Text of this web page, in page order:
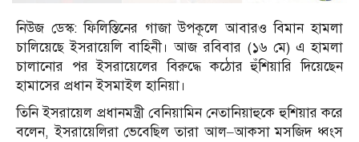
নিউজ ডেস্ক: ফিলিস্তিনের গাজা উপকূলে আবারও বিমান হামলা
চালিয়েছে ইসরায়েলি বাহিনী। আজ রবিবার (১৬ মে) এ হামলা
চালানোর পর ইসরায়েলের বিরুদ্ধে কঠোর হুঁশিয়ারি দিয়েছেন
হামাসের প্রধান ইসমাইল হানিয়া।
তিনি ইসরায়েল প্রধানমন্ত্রী বেনিয়ামিন নেতানিয়াহুকে হুশিয়ার করে
বলেন, ইসরায়েলিরা ভেবেছিল তারা আল–আকসা মসজিদ ধ্বংস